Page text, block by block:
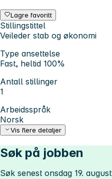
Lagre favoritt
Stillingstittel
Veileder stab og økonomi
Type ansettelse
Fast, heltid 100%
Antall stillinger
1
Arbeidsspråk
Norsk
Vis flere detaljer
Søk på jobben
Søk senest onsdag 19. august